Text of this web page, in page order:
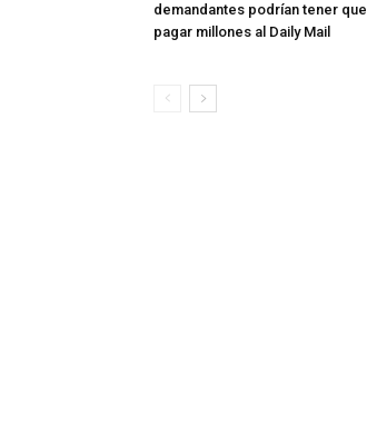
demandantes podrían tener que
pagar millones al Daily Mail